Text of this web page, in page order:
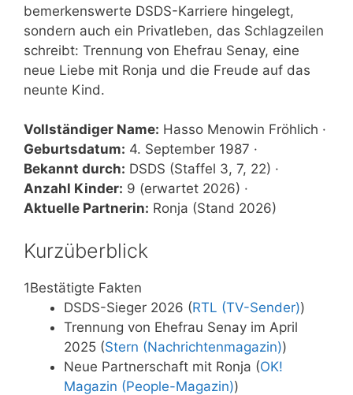
bemerkenswerte DSDS-Karriere hingelegt,
sondern auch ein Privatleben, das Schlagzeilen
schreibt: Trennung von Ehefrau Senay, eine
neue Liebe mit Ronja und die Freude auf das
neunte Kind.
Vollständiger Name: Hasso Menowin Fröhlich ·
Geburtsdatum: 4. September 1987 ·
Bekannt durch: DSDS (Staffel 3, 7, 22) ·
Anzahl Kinder: 9 (erwartet 2026) ·
Aktuelle Partnerin: Ronja (Stand 2026)
Kurzüberblick
1Bestätigte Fakten
DSDS-Sieger 2026 (RTL (TV-Sender))
Trennung von Ehefrau Senay im April
2025 (Stern (Nachrichtenmagazin))
Neue Partnerschaft mit Ronja (OK!
Magazin (People-Magazin))